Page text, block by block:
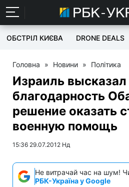
ОБСТРІЛ КИЄВА DRONE DEALS
Головна » Новини » Політика
Израиль высказал
благодарность
решение оказать
военную помощь
15:36 29.07.2012 Нд
Не витрачай час на шум!
РБК-Україна у Google